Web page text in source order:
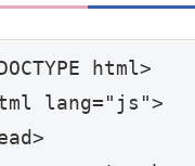
html>
lang="js">